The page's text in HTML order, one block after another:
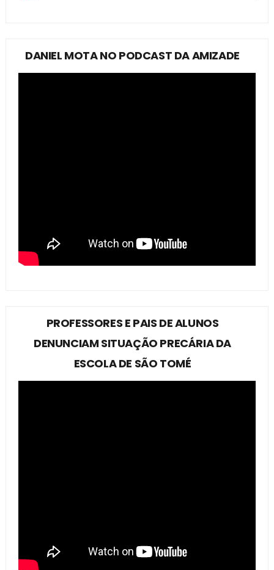
DANIEL MOTA NO PODCAST DA AMIZADE
PROFESSORES E PAIS DE ALUNOS
DENUNCIAM SITUAÇÃO PRECÁRIA DA
ESCOLA DE SÃO TOMÉ